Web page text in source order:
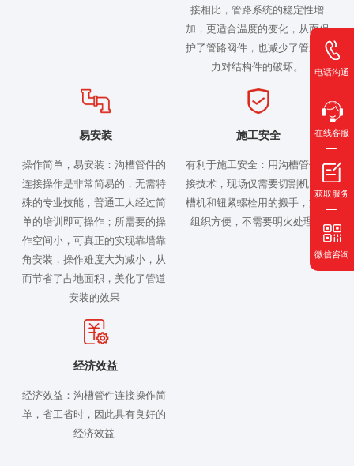
接相比，管路系统的稳定性增
加，更适合温度的变化，从而保
护了管路阀件，也减少了管道应
力对结构件的破坏。
易安装
操作简单，易安装：沟槽管件的
连接操作是非常简易的，无需特
殊的专业技能，普通工人经过简
单的培训即可操作；所需要的操
作空间小，可真正的实现靠墙靠
角安装，操作难度大为减小，从
而节省了占地面积，美化了管道
安装的效果
施工安全
有利于施工安全：用沟槽管件连
接技术，现场仅需要切割机、滚
槽机和钮紧螺栓用的搬手，施工
组织方便，不需要明火处理。
经济效益
经济效益：沟槽管件连接操作简
单，省工省时，因此具有良好的
经济效益
电话沟通
在线客服
获取服务
微信咨询